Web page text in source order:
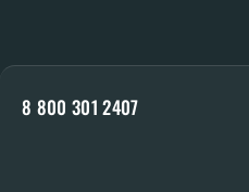
8 800 301 2407